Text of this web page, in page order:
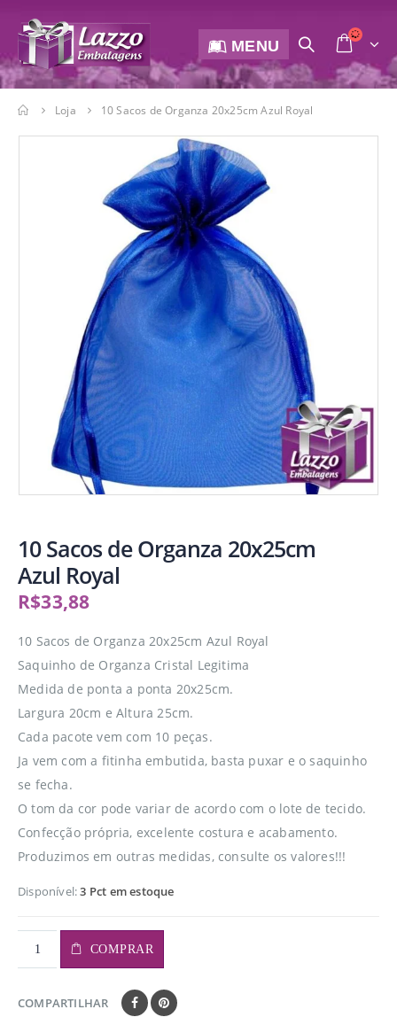
MENU
Loja 10 Sacos de Organza 20x25cm Azul Royal
10 Sacos de Organza 20x25cm
Azul Royal
R$33,88
10 Sacos de Organza 20x25cm Azul Royal
Saquinho de Organza Cristal Legitima
Medida de ponta a ponta 20x25cm.
Largura 20cm e Altura 25cm.
Cada pacote vem com 10 peças.
Ja vem com a fitinha embutida, basta puxar e o saquinho
se fecha.
O tom da cor pode variar de acordo com o lote de tecido.
Confecção própria, excelente costura e acabamento.
Produzimos em outras medidas, consulte os valores!!!
Disponível:3 Pct em estoque
COMPRAR
COMPARTILHAR